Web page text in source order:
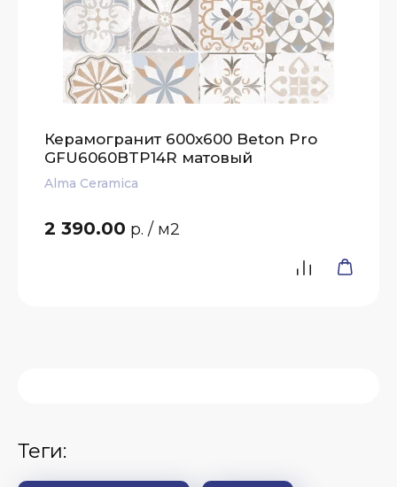
Керамогранит 600x600 Beton Pro
GFU6060BTP14R матовый
Alma Ceramica
2 390.00 р. / м2
теги: